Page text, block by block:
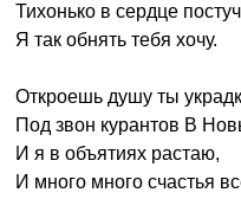
Тихонько в сердце
Я так обнять тебя хочу.
Откроешь душу ты
Под звон курантов В
И я в объятиях растаю,
И много много счастья